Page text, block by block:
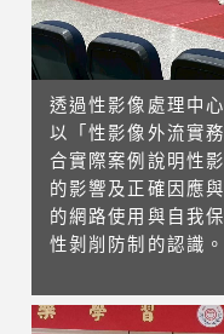
透過性影像處理中
以「性影像外流實
合實際案例說明性
的影響及正確因應
的網路使用與自我
性剝削防制的認識。